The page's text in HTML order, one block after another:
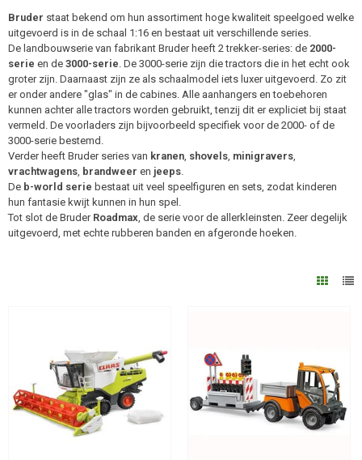
Bruder staat bekend om hun assortiment hoge kwaliteit speelgoed welke
uitgevoerd is in de schaal 1:16 en bestaat uit verschillende series.
De landbouwserie van fabrikant Bruder heeft 2 trekker-series: de 2000-
serie en de 3000-serie . De 3000-serie zijn die tractors die in het echt ook
groter zijn. Daarnaast zijn ze als schaalmodel iets luxer uitgevoerd. Zo zit
er onder andere "glas" in de cabines. Alle aanhangers en toebehoren
kunnen achter alle tractors worden gebruikt, tenzij dit er expliciet bij staat
vermeld. De voorladers zijn bijvoorbeeld specifiek voor de 2000- of de
3000-serie bestemd.
Verder heeft Bruder series van kranen shovels minigravers
vrachtwagens brandweer en jeeps
De b-world serie bestaat uit veel speelfiguren en sets, zodat kinderen
hun fantasie kwijt kunnen in hun spel.
Tot slot de Bruder Roadmax , de serie voor de allerkleinsten. Zeer degelijk
uitgevoerd, met echte rubberen banden en afgeronde hoeken.